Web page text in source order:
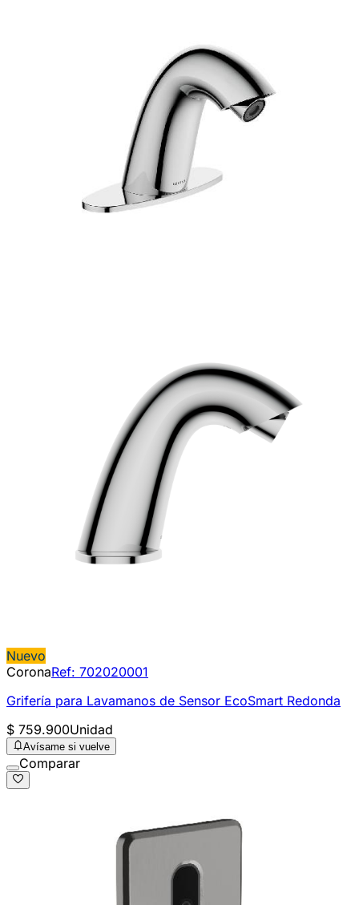
Nuevo
CoronaRef: 702020001
Grifería para Lavamanos de Sensor EcoSmart Redonda
$ 759.900Unidad
Avísame si vuelve
Comparar